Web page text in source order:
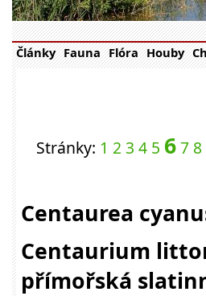
Články Fauna Flóra Houby
Stránky: 1 2 3 4 5 6 7 8
Centaurea
Centaurium
přímořská